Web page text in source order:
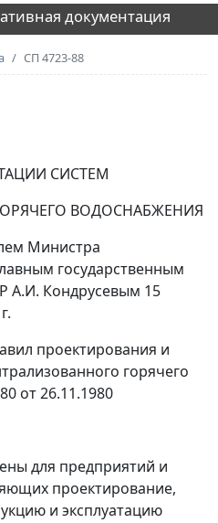
документация
СП 4723-88
СИСТЕМ
ВОДОСНАБЖЕНИЯ
Министра
государственным
А.И. Кондрусевым 15
проектирования и
горячего
от 26.11.1980
для предприятий и
проектирование,
и эксплуатацию